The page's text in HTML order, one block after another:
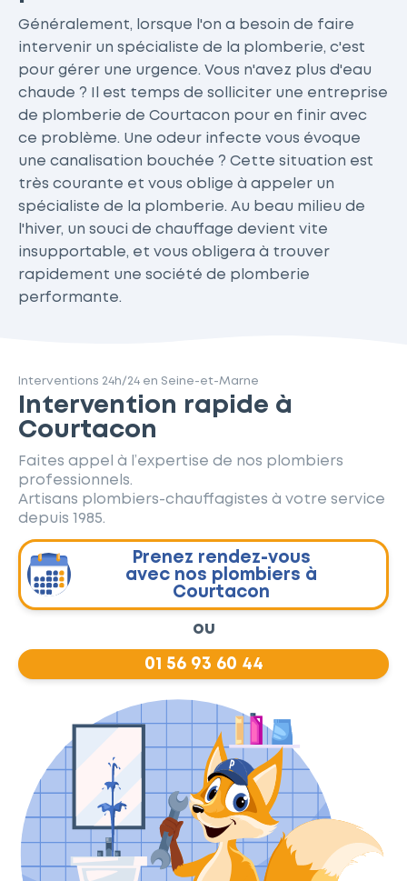
Généralement, lorsque l'on a besoin de faire
intervenir un spécialiste de la plomberie, c'est
pour gérer une urgence. Vous n'avez plus d'eau
chaude ? Il est temps de solliciter une entreprise
de plomberie de Courtacon pour en finir avec
ce problème. Une odeur infecte vous évoque
une canalisation bouchée ? Cette situation est
très courante et vous oblige à appeler un
spécialiste de la plomberie. Au beau milieu de
l'hiver, un souci de chauffage devient vite
insupportable, et vous obligera à trouver
rapidement une société de plomberie
performante.
Interventions 24h/24 en Seine-et-Marne
Intervention rapide à
Courtacon
Faites appel à l’expertise de nos plombiers
professionnels.
Artisans plombiers-chauffagistes à votre service
depuis 1985.
Prenez rendez-vous
avec nos plombiers à
Courtacon
ou
01 56 93 60 44